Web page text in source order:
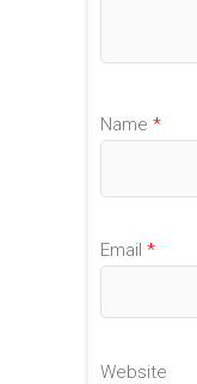
Name *
Email *
Website